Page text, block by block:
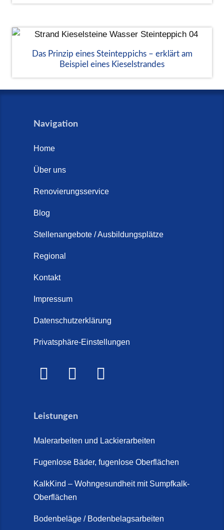
Das Prinzip eines Steinteppichs – erklärt am
Beispiel eines Kieselstrandes
Navigation
Home
Über uns
Renovierungsservice
Blog
Stellenangebote / Ausbildungsplätze
Regional
Kontakt
Impressum
Datenschutzerklärung
Privatsphäre-Einstellungen
Leistungen
Malerarbeiten und Lackierarbeiten
Fugenlose Bäder, fugenlose Oberflächen
KalkKind – Wohngesundheit mit Sumpfkalk-
Oberflächen
Bodenbeläge / Bodenbelagsarbeiten